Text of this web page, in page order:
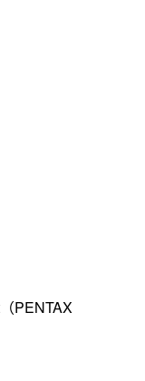
PENTAX